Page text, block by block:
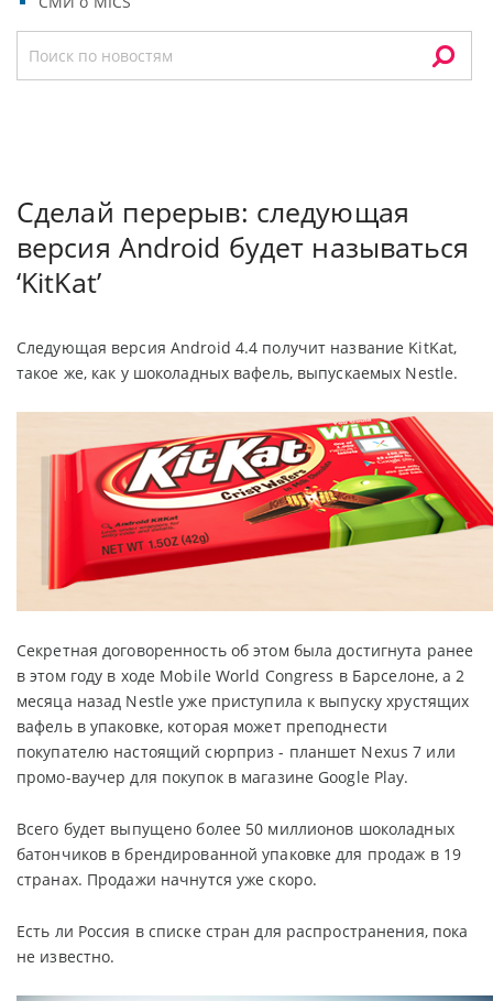
Сделай перерыв: следующая
версия Android будет называться
‘KitKat’
Следующая версия Android 4.4 получит название KitKat,
такое же, как у шоколадных вафель, выпускаемых Nestle.
Секретная договоренность об этом была достигнута ранее
в этом году в ходе Mobile World Congress в Барселоне, а 2
месяца назад Nestle уже приступила к выпуску хрустящих
вафель в упаковке, которая может преподнести
покупателю настоящий сюрприз - планшет Nexus 7 или
промо-ваучер для покупок в магазине Google Play.
Всего будет выпущено более 50 миллионов шоколадных
батончиков в брендированной упаковке для продаж в 19
странах. Продажи начнутся уже скоро.
Есть ли Россия в списке стран для распространения, пока
не известно.